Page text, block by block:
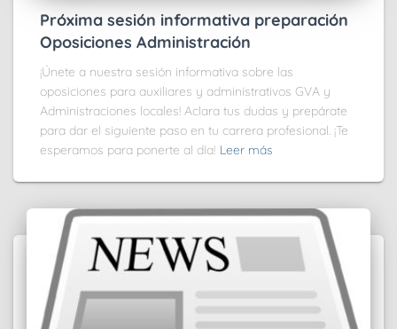
Próxima sesión informativa preparación
Oposiciones Administración
¡Únete a nuestra sesión informativa sobre las
oposiciones para auxiliares y administrativos GVA y
Administraciones locales! Aclara tus dudas y prepárate
para dar el siguiente paso en tu carrera profesional. ¡Te
esperamos para ponerte al día! Leer más